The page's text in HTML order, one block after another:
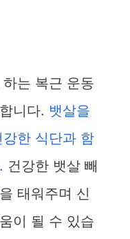
는 복근 운동
니다. 뱃살을
한 식단과 함
건강한 뱃살 빼
태워주며 신
이 될 수 있습